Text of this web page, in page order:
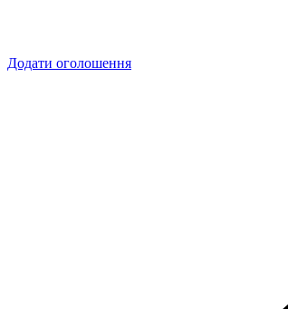
Додати оголошення